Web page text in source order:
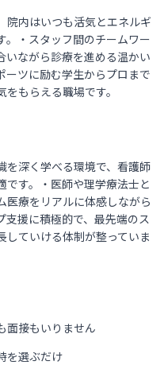
院内はいつも活気とエネルギ
。・スタッフ間のチームワー
いながら診療を進める温かい
ーツに励む学生からプロまで
もらえる職場です。
を深く学べる環境で、看護師
です。・医師や理学療法士と
医療をリアルに体感しながら
援に積極的で、最先端のス
ていける体制が整っていま
面接もいりません
を選ぶだけ